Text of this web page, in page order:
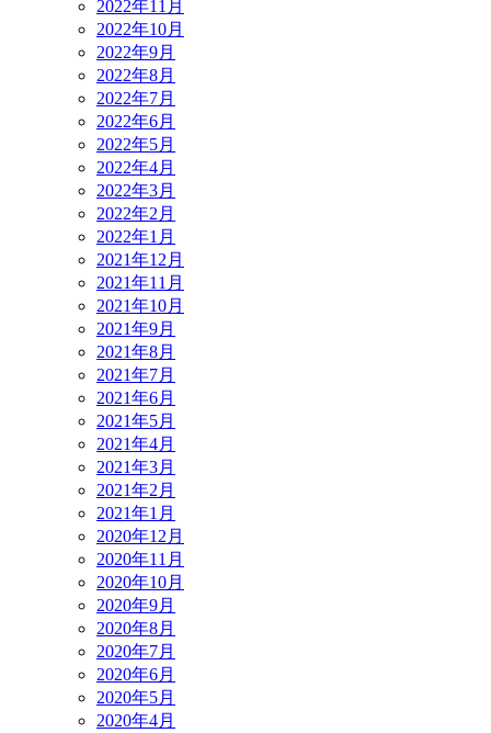
2022年11月
2022年10月
2022年9月
2022年8月
2022年7月
2022年6月
2022年5月
2022年4月
2022年3月
2022年2月
2022年1月
2021年12月
2021年11月
2021年10月
2021年9月
2021年8月
2021年7月
2021年6月
2021年5月
2021年4月
2021年3月
2021年2月
2021年1月
2020年12月
2020年11月
2020年10月
2020年9月
2020年8月
2020年7月
2020年6月
2020年5月
2020年4月